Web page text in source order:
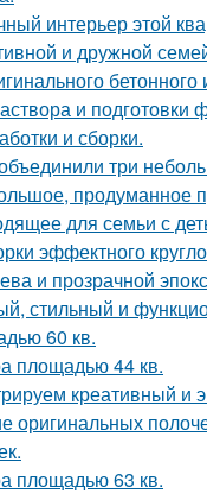
интерьер этой
и дружной
бетонного
и подготовки
и сборки.
три
продуманное
для семьи с
эффектного
и прозрачной
стильный и
60 кв.
площадью 44 кв.
креативный и
оригинальных
площадью 63 кв.